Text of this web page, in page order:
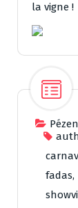
la vigne !
fadas,